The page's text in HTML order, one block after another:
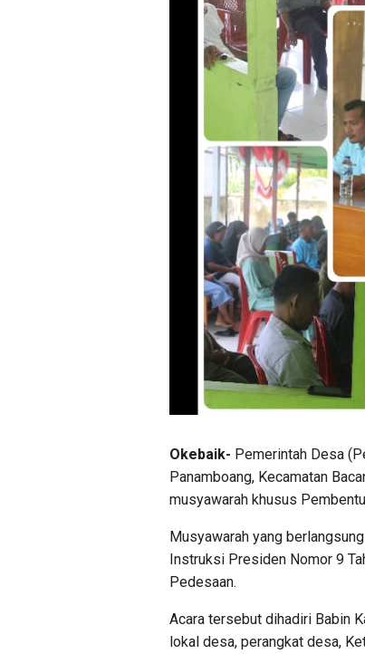
Okebaik- Pemerintah Desa
Panamboang, Kecamatan
musyawarah khusus
Musyawarah yang
Instruksi Presiden Nomor 9
Pedesaan.
Acara tersebut dihadiri Babin
lokal desa, perangkat desa,